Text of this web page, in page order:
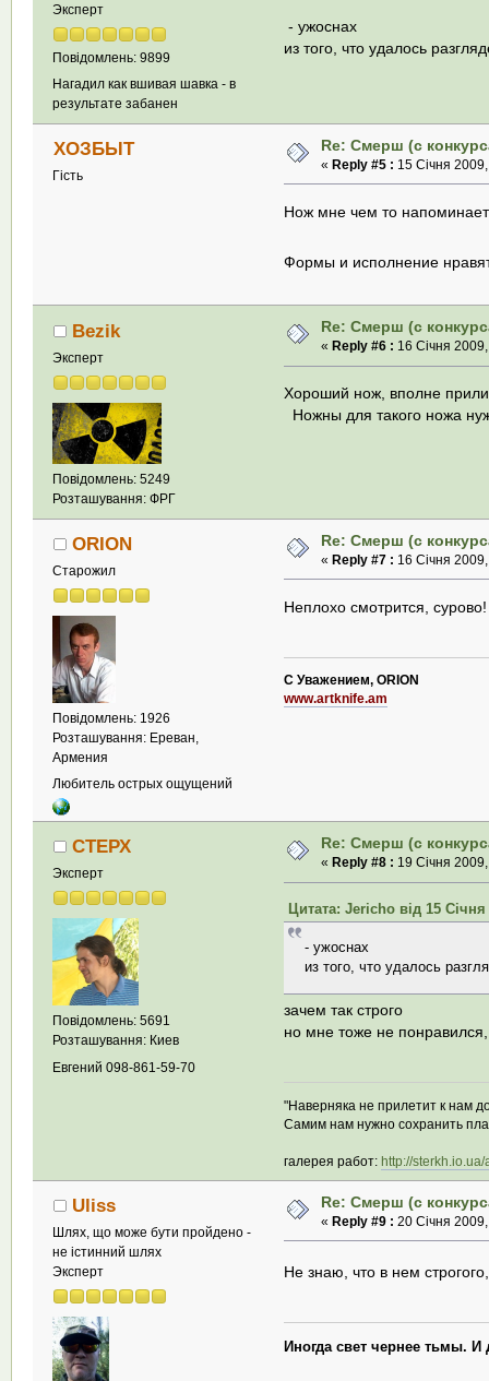
Эксперт
Повідомлень: 9899
Нагадил как вшивая шавка - в
результате забанен
- ужоснах
из того, что удалось
ХОЗБЫТ
Гість
Re: Смерш (с
« Reply #5 : 15 Січня
Нож мне чем то
Формы и исполнение
Bezik
Эксперт
Повідомлень: 5249
Розташування: ФРГ
Re: Смерш (с
« Reply #6 : 16 Січня
Хороший нож, вполне
Ножны для такого ножа
ORION
Старожил
Повідомлень: 1926
Розташування: Ереван,
Армения
Любитель острых ощущений
Re: Смерш (с
« Reply #7 : 16 Січня
Неплохо смотрится,
С Уважением, ORION
www.artknife.am
СТЕРХ
Эксперт
Повідомлень: 5691
Розташування: Киев
Евгений 098-861-59-70
Re: Смерш (с
« Reply #8 : 19 Січня
Цитата: Jericho від 15
- ужоснах
из того, что удалось
зачем так строго
но мне тоже не
"Hавеpняка не пpилетит к нам
Самим нам нужно сохpанить
галерея работ:http://
Uliss
Шлях, що може бути пройдено -
не істинний шлях
Эксперт
Re: Смерш (с
« Reply #9 : 20 Січня
Не знаю, что в нем
Иногда свет чернее тьмы. И